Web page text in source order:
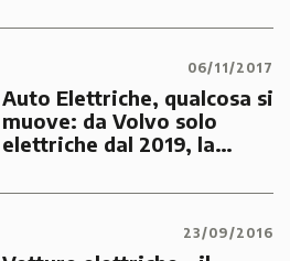
Salone di Shangai
06/11/2017
Auto Elettriche, qualcosa si
muove: da Volvo solo
elettriche dal 2019, la
model 3 a 35.000$
23/09/2016